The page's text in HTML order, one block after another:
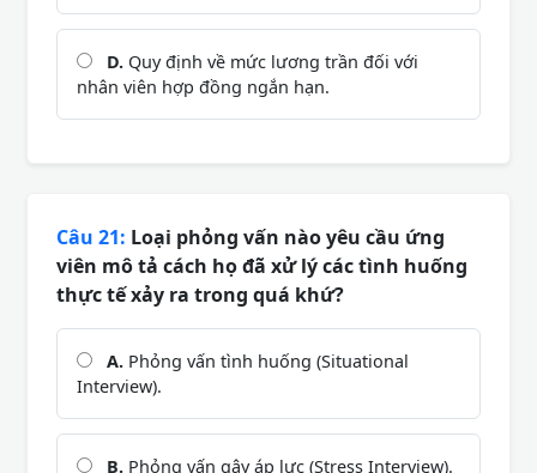
D. Quy định về mức lương trần đối với
nhân viên hợp đồng ngắn hạn.
Câu 21: Loại phỏng vấn nào yêu cầu ứng
viên mô tả cách họ đã xử lý các tình huống
thực tế xảy ra trong quá khứ?
A. Phỏng vấn tình huống (Situational
Interview).
B. Phỏng vấn gây áp lực (Stress Interview).